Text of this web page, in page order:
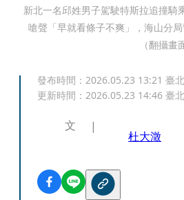
新北一名邱姓男子駕駛特斯拉追撞騎
嗆聲「早就看條子不爽」，海山分
（翻攝畫
發布時間： 2026.05.23 13:21 臺
更新時間： 2026.05.23 14:46 臺
文
杜大澂